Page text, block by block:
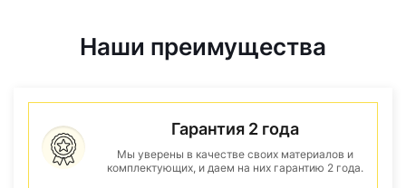
Наши преимущества
Гарантия 2 года
Мы уверены в качестве своих материалов и
комплектующих, и даем на них гарантию 2 года.